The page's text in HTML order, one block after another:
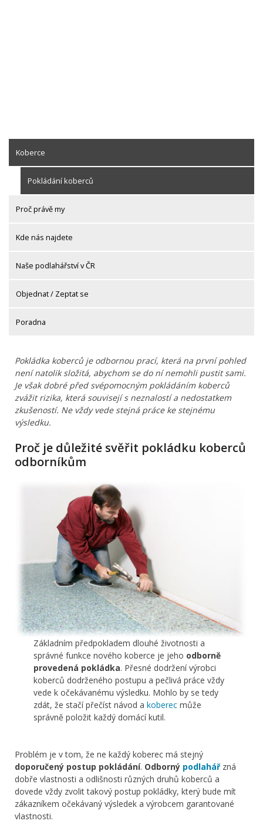
Koberce
Pokládání koberců
Proč právě my
Kde nás najdete
Naše podlahářství v ČR
Objednat / Zeptat se
Poradna
Pokládka koberců je odbornou prací, která na první pohled
není natolik složitá, abychom se do ní nemohli pustit sami.
Je však dobré před svépomocným pokládáním koberců
zvážit rizika, která souvisejí s neznalostí a nedostatkem
zkušeností. Ne vždy vede stejná práce ke stejnému
výsledku.
Proč je důležité svěřit pokládku koberců
odborníkům
Základním předpokladem dlouhé životnosti a
správné funkce nového koberce je jeho odborně
provedená pokládka. Přesné dodržení výrobci
koberců dodrženého postupu a pečlivá práce vždy
vede k očekávanému výsledku. Mohlo by se tedy
zdát, že stačí přečíst návod a koberecmůže
správně položit každý domácí kutil.
Problém je v tom, že ne každý koberec má stejný
doporučený postup pokládání. Odborný podlahářzná
dobře vlastnosti a odlišnosti různých druhů koberců a
dovede vždy zvolit takový postup pokládky, který bude mít
zákazníkem očekávaný výsledek a výrobcem garantované
vlastnosti.